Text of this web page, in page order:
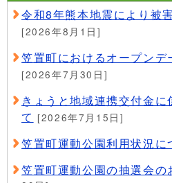
令和8年熊本地震により被
[2026年8月1日]
笠置町におけるオープンデ
[2026年7月30日]
きょうと地域連携交付金
て [2026年7月15日]
笠置町運動公園利用状況に
笠置町運動公園の抽選会